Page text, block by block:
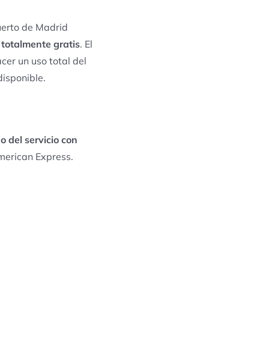
de Madrid
totalmente gratis. El
un uso total del
del servicio con
Express.